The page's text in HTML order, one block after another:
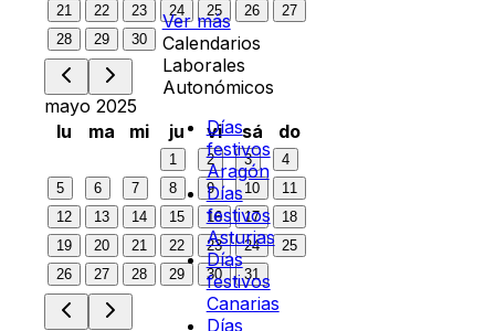
21
22 23 24 25 26
27
28
29 30
mayo 2025
lu
ma mi ju vi sá do
1 2 3
4
5
6 7 8 9 10
11
12
13 14 15 16 17
18
19
20 21 22 23 24
25
26
27 28 29 30 31
Ver más
Calendarios
Laborales
Autonómicos
Días
festivos
Aragón
Días
festivos
Asturias
Días
festivos
Canarias
Días